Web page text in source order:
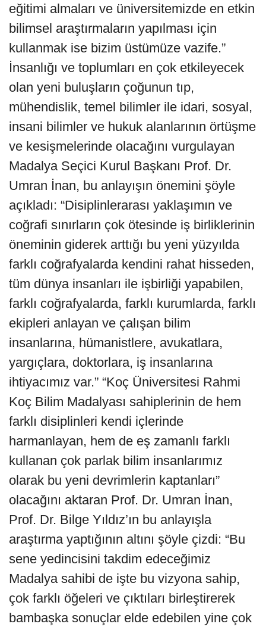
eğitimi almaları ve üniversitemizde en etkin
bilimsel araştırmaların yapılması için
kullanmak ise bizim üstümüze vazife.”
İnsanlığı ve toplumları en çok etkileyecek
olan yeni buluşların çoğunun tıp,
mühendislik, temel bilimler ile idari, sosyal,
insani bilimler ve hukuk alanlarının örtüşme
ve kesişmelerinde olacağını vurgulayan
Madalya Seçici Kurul Başkanı Prof. Dr.
Umran İnan, bu anlayışın önemini şöyle
açıkladı: “Disiplinlerarası yaklaşımın ve
coğrafi sınırların çok ötesinde iş birliklerinin
öneminin giderek arttığı bu yeni yüzyılda
farklı coğrafyalarda kendini rahat hisseden,
tüm dünya insanları ile işbirliği yapabilen,
farklı coğrafyalarda, farklı kurumlarda, farklı
ekipleri anlayan ve çalışan bilim
insanlarına, hümanistlere, avukatlara,
yargıçlara, doktorlara, iş insanlarına
ihtiyacımız var.” “Koç Üniversitesi Rahmi
Koç Bilim Madalyası sahiplerinin de hem
farklı disiplinleri kendi içlerinde
harmanlayan, hem de eş zamanlı farklı
kullanan çok parlak bilim insanlarımız
olarak bu yeni devrimlerin kaptanları”
olacağını aktaran Prof. Dr. Umran İnan,
Prof. Dr. Bilge Yıldız’ın bu anlayışla
araştırma yaptığının altını şöyle çizdi: “Bu
sene yedincisini takdim edeceğimiz
Madalya sahibi de işte bu vizyona sahip,
çok farklı öğeleri ve çıktıları birleştirerek
bambaşka sonuçlar elde edebilen yine çok